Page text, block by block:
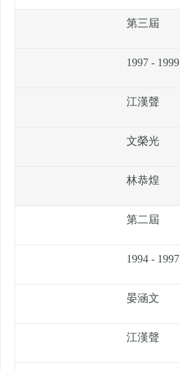
第三屆
1997 - 1999
江漢聲
文榮光
林恭煌
第二屆
1994 - 1997
晏涵文
江漢聲